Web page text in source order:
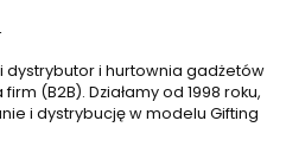
i hurtownia gadżetów
(B2B). Działamy od 1998 roku,
i dystrybucję w modelu Gifting